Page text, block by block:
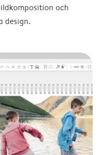
och
design.